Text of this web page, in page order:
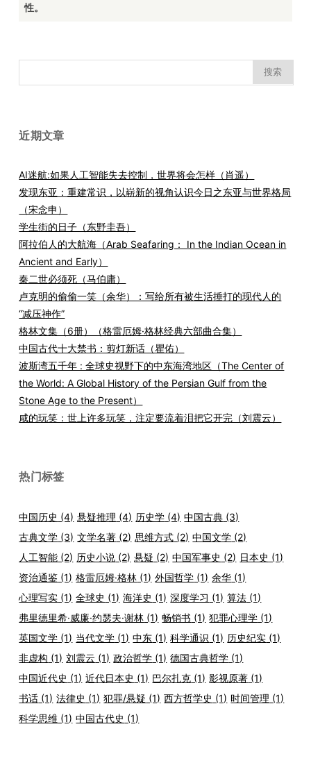
性。
索：
近期文章
AI迷航:如果人工智能失去控制，世界将会怎样（肖遥）
发现东亚：重建常识，以崭新的视角认识今日之东亚与世界格局
（宋念申）
学生街的日子（东野圭吾）
阿拉伯人的大航海（Arab Seafaring： In the Indian Ocean in
Ancient and Early）
秦二世必须死（马伯庸）
卢克明的偷偷一笑（余华）：写给所有被生活捶打的现代人的
“减压神作”
格林文集（6册）（格雷厄姆·格林经典六部曲合集）
中国古代十大禁书：剪灯新话（瞿佑）
波斯湾五千年 : 全球史视野下的中东海湾地区（The Center of
the World: A Global History of the Persian Gulf from the
Stone Age to the Present）
咸的玩笑：世上许多玩笑，注定要流着泪把它开完（刘震云）
热门标签
中国历史 (4) 悬疑推理 (4) 历史学 (4) 中国古典 (3)
古典文学 (3) 文学名著 (2) 思维方式 (2) 中国文学 (2)
人工智能 (2) 历史小说 (2) 悬疑 (2) 中国军事史 (2) 日本史 (1)
资治通鉴 (1) 格雷厄姆·格林 (1) 外国哲学 (1) 余华 (1)
心理写实 (1) 全球史 (1) 海洋史 (1) 深度学习 (1) 算法 (1)
弗里德里希·威廉·约瑟夫·谢林 (1) 畅销书 (1) 犯罪心理学 (1)
英国文学 (1) 当代文学 (1) 中东 (1) 科学通识 (1) 历史纪实 (1)
非虚构 (1) 刘震云 (1) 政治哲学 (1) 德国古典哲学 (1)
中国近代史 (1) 近代日本史 (1) 巴尔扎克 (1) 影视原著 (1)
书话 (1) 法律史 (1) 犯罪/悬疑 (1) 西方哲学史 (1) 时间管理 (1)
科学思维 (1) 中国古代史 (1)